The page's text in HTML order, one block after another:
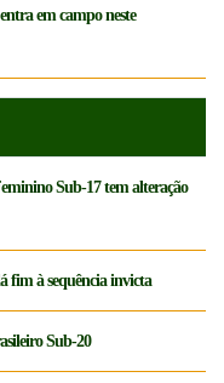
em campo neste
Sub-17 tem alteração
fim à sequência invicta
Sub-20